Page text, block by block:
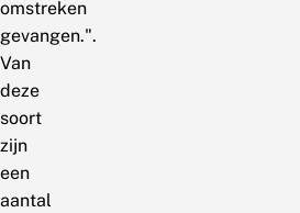
omstreken
gevangen.".
Van
deze
soort
zijn
een
aantal